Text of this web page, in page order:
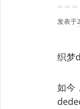
发表于
织梦
如今